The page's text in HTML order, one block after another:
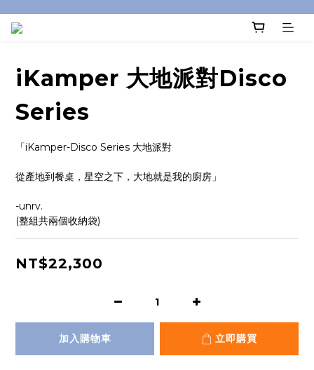
iKamper 大地派對Disco
Series
「iKamper-Disco Series 大地派對
從產地到餐桌，星空之下，大地就是我的廚房」
-unrv.
(整組共兩個收納袋)
NT$22,300
加入購物車 立即購買